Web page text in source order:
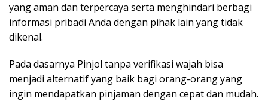
yang aman dan terpercaya serta menghindari berbagi
informasi pribadi Anda dengan pihak lain yang tidak
dikenal.
Pada dasarnya Pinjol tanpa verifikasi wajah bisa
menjadi alternatif yang baik bagi orang-orang yang
ingin mendapatkan pinjaman dengan cepat dan mudah.